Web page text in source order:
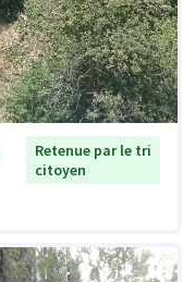
Retenue par le tri
citoyen